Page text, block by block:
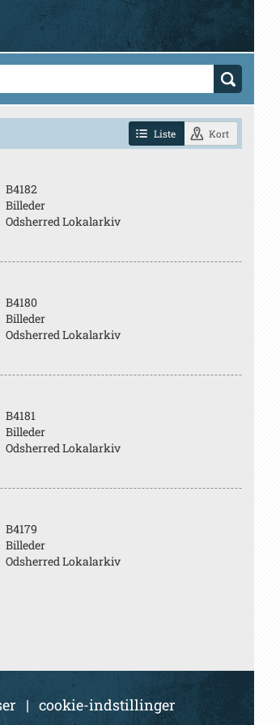
Liste Kort
B4182
Billeder
Odsherred Lokalarkiv
B4180
Billeder
Odsherred Lokalarkiv
B4181
Billeder
Odsherred Lokalarkiv
B4179
Billeder
Odsherred Lokalarkiv
| cookie-indstillinger